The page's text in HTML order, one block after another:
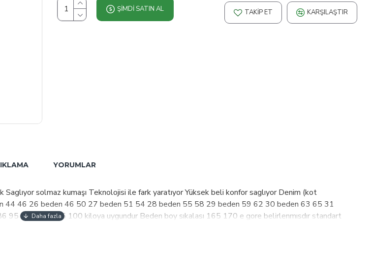
ŞIMDI SATIN AL TAKIP ET KARŞILAŞTIR
YORUMLAR
Saglıyor solmaz kumaşı Teknolojisi ile fark yaratıyor Yüksek beli konfor saglıyor Denim (kot
44 46 26 beden 46 50 27 beden 51 54 28 beden 55 58 29 beden 59 62 30 beden 63 65 31
38 beden 95 100 kiloya uygundur Beden boy sıkalası 165 170 e gore belirlenmısdır standart